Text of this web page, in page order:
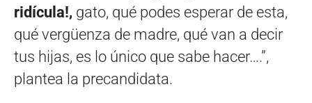
ridícula!, gato, qué podes esperar de esta,
qué vergüenza de madre, qué van a decir
tus hijas, es lo único que sabe hacer….”,
plantea la precandidata.